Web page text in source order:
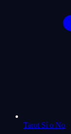
Tarot Sí o No